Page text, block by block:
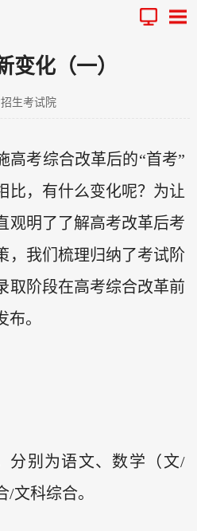
变化（一）
生考试院
高考综合改革后的“首考”
比，有什么变化呢？为让
观明了了解高考改革后考
，我们梳理归纳了考试阶
取阶段在高考综合改革前
。
分别为语文、数学（文/
文科综合。